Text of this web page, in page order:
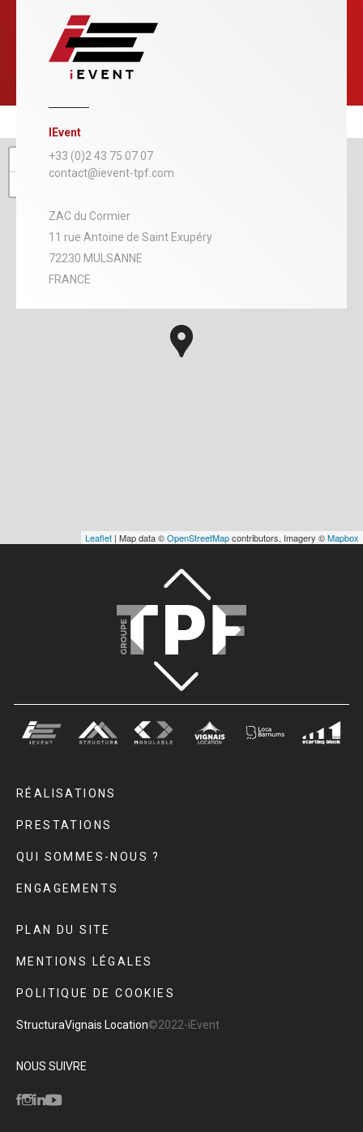
Leaflet | Map data ©OpenStreetMapcontributors, Imagery ©Mapbox
IEvent
+33 (0)2 43 75 07 07
contact@ievent-tpf.com
ZAC du Cormier
11 rue Antoine de Saint Exupéry
72230 MULSANNE
FRANCE
RÉALISATIONS
PRESTATIONS
QUI SOMMES-NOUS ?
ENGAGEMENTS
PLAN DU SITE
MENTIONS LÉGALES
POLITIQUE DE COOKIES
StructuraVignais Location©2022-iEvent
NOUS SUIVRE